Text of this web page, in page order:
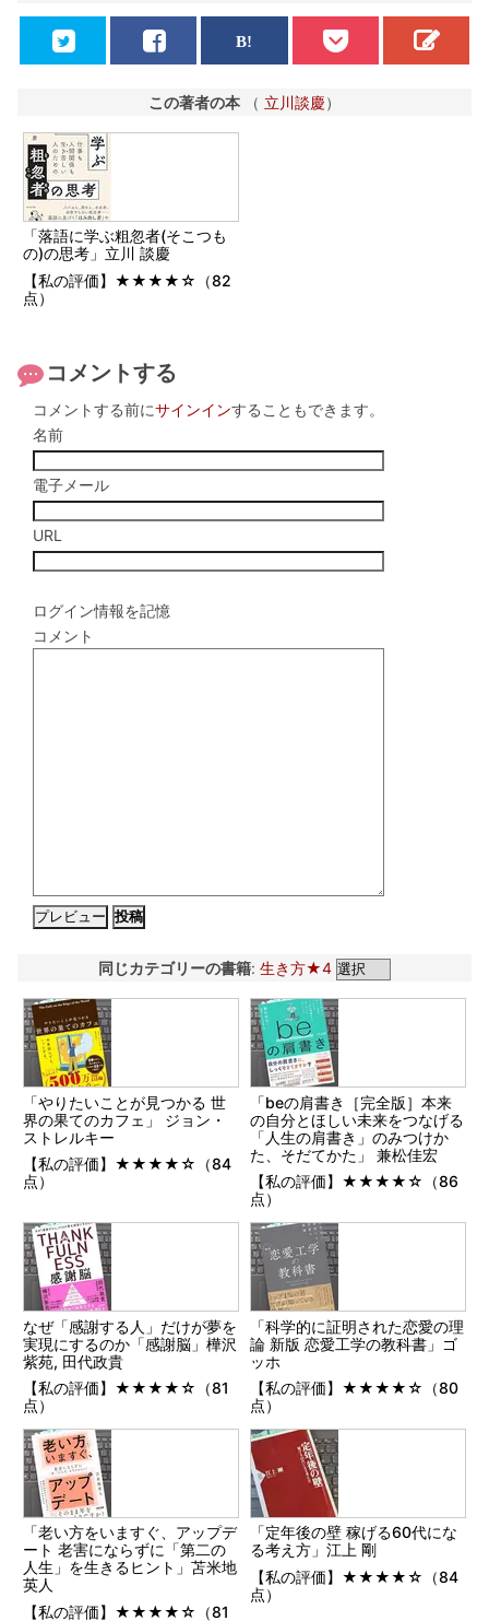
この著者の本 （ 立川談慶）
「落語に学ぶ粗忽者(そこつも
の)の思考」立川 談慶
【私の評価】★★★★☆（82
点）
コメントする
コメントする前にサインインすることもできます。
名前
電子メール
URL
ログイン情報を記憶
コメント
同じカテゴリーの書籍: 生き方★4
「やりたいことが見つかる 世
界の果てのカフェ」 ジョン・
ストレルキー
【私の評価】★★★★☆（84
点）
「beの肩書き［完全版］本来
の自分とほしい未来をつなげる
「人生の肩書き」のみつけか
た、そだてかた」 兼松佳宏
【私の評価】★★★★☆（86
点）
なぜ「感謝する人」だけが夢を
実現にするのか「感謝脳」樺沢
紫苑, 田代政貴
【私の評価】★★★★☆（81
点）
「科学的に証明された恋愛の理
論 新版 恋愛工学の教科書」ゴ
ッホ
【私の評価】★★★★☆（80
点）
「老い方をいますぐ、アップデ
ート 老害にならずに「第二の
人生」を生きるヒント」苫米地
英人
【私の評価】★★★★☆（81
「定年後の壁 稼げる60代にな
る考え方」江上 剛
【私の評価】★★★★☆（84
点）